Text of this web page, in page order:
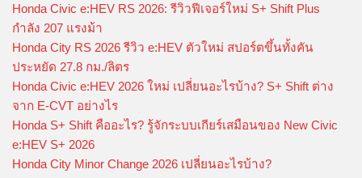
Honda Civic e:HEV RS 2026: รีวิวฟีเจอร์ใหม่ S+ Shift Plus
กำลัง 207 แรงม้า
Honda City RS 2026 รีวิว e:HEV ตัวใหม่ สปอร์ตขึ้นทั้งคัน
ประหยัด 27.8 กม./ลิตร
Honda Civic e:HEV 2026 ใหม่ เปลี่ยนอะไรบ้าง? S+ Shift ต่าง
จาก E-CVT อย่างไร
Honda S+ Shift คืออะไร? รู้จักระบบเกียร์เสมือนของ New Civic
e:HEV S+ 2026
Honda City Minor Change 2026 เปลี่ยนอะไรบ้าง?